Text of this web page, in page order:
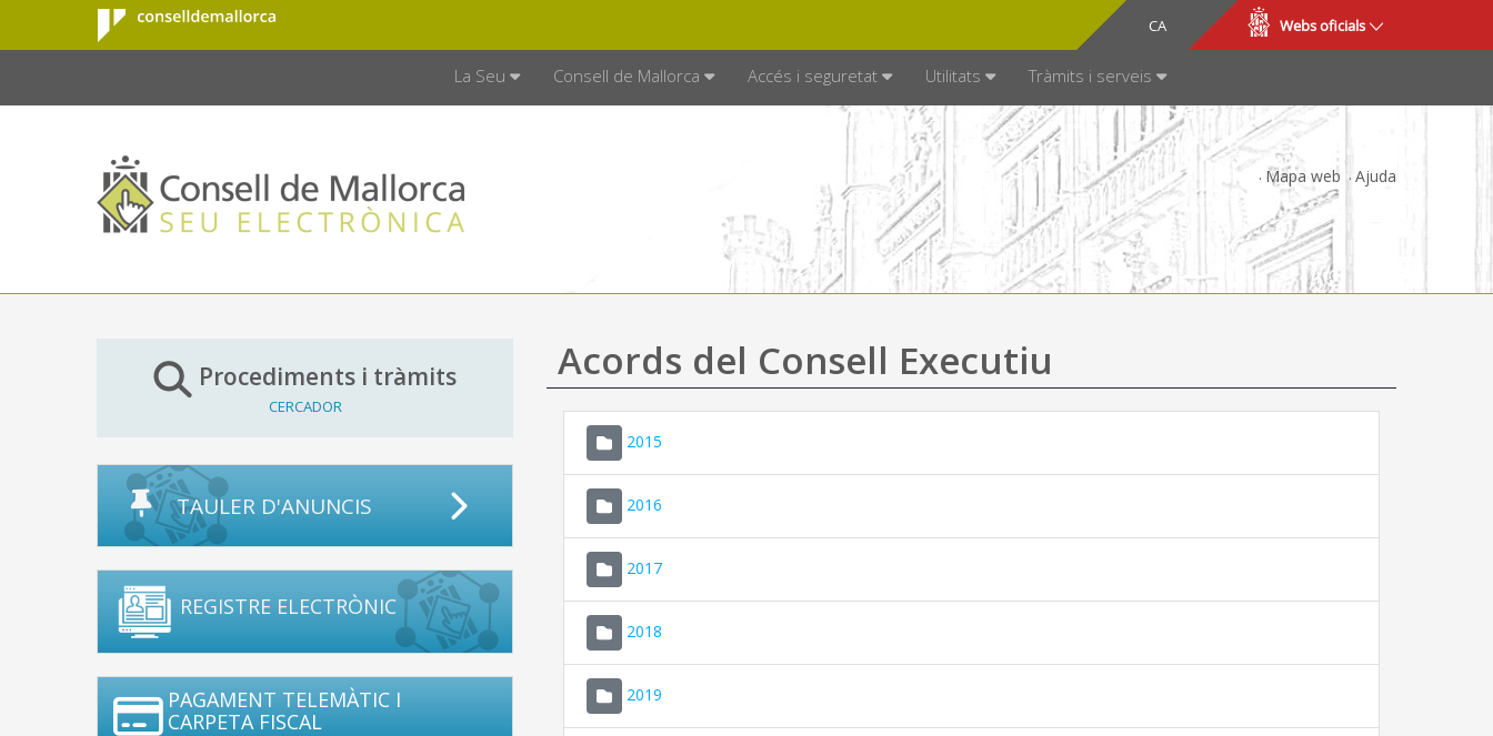
Salta al contingut principal
Consell de
Mallorca
CA
ES Webs oficials
La Seu Consell de Mallorca Accés i seguretat Utilitats Tràmits i serveis
Mapa web Ajuda
Procediments i tràmits
CERCADOR
TAULER D'ANUNCIS
REGISTRE ELECTRÒNIC
PAGAMENT TELEMÀTIC I
CARPETA FISCAL
Acords del Consell Executiu
2015
2016
2017
2018
2019